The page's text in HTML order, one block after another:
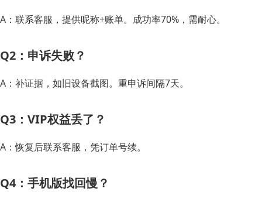
A：联系客服，提供昵称+账单。成功率70%，需耐心。
Q2：申诉失败？
A：补证据，如旧设备截图。重申诉间隔7天。
Q3：VIP权益丢了？
A：恢复后联系客服，凭订单号续。
Q4：手机版找回慢？